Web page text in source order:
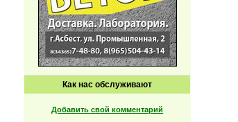
Как нас обслуживают
Добавить свой комментарий